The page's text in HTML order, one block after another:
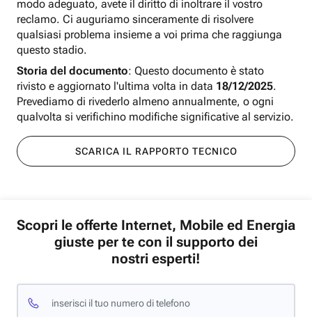
modo adeguato, avete il diritto di inoltrare il vostro
reclamo. Ci auguriamo sinceramente di risolvere
qualsiasi problema insieme a voi prima che raggiunga
questo stadio.
Storia del documento: Questo documento è stato
rivisto e aggiornato l'ultima volta in data 18/12/2025.
Prevediamo di rivederlo almeno annualmente, o ogni
qualvolta si verifichino modifiche significative al servizio.
SCARICA IL RAPPORTO TECNICO
Scopri le offerte Internet, Mobile ed Energia
giuste per te con il supporto dei
nostri esperti!
inserisci il tuo numero di telefono